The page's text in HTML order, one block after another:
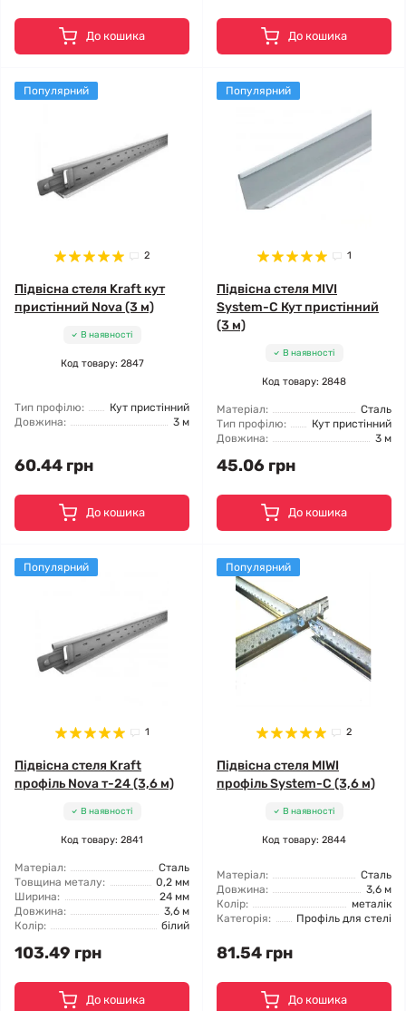
До кошика До кошика
Популярний
2
Підвісна стеля Kraft кут
пристінний Nova (3 м)
В наявності
Код товару: 2847
Тип профілю:
Кут пристінний
Довжина:
3 м
60.44 грн
До кошика
Популярний
1
Підвісна стеля MIVI
System-C Кут пристінний
(3 м)
В наявності
Код товару: 2848
Матеріал:
Сталь
Тип профілю:
Кут пристінний
Довжина:
3 м
45.06 грн
До кошика
Популярний
1
Підвісна стеля Kraft
профіль Nova т-24 (3,6 м)
В наявності
Код товару: 2841
Матеріал:
Сталь
Товщина металу:
0,2 мм
Ширина:
24 мм
Довжина:
3,6 м
Колір:
білий
103.49 грн
До кошика
Популярний
2
Підвісна стеля MIWI
профіль System-C (3,6 м)
В наявності
Код товару: 2844
Матеріал:
Сталь
Довжина:
3,6 м
Колір:
металік
Категорія:
Профіль для стелі
81.54 грн
До кошика